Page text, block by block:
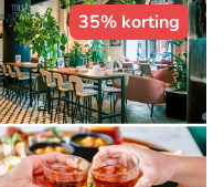
35% korting